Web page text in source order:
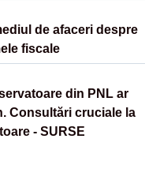
de afaceri despre
fiscale
din PNL ar
Consultări cruciale la
- SURSE